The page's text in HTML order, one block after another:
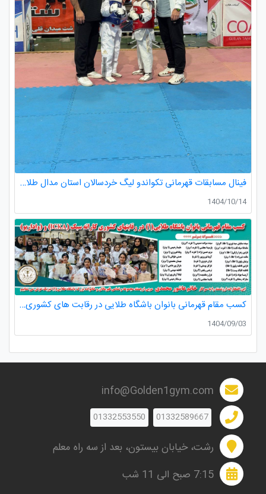
فینال مسابقات قهرمانی تکواندو لیگ خردسالان استان مدال طلا صدرا ظفری از باشگاه طلایی به مربیگری استاد عسکری مربی ارزنده باشگاه
1404/10/14
کسب مقام قهرمانی بانوان باشگاه طلایی در رقابت های کشوری کاراته
1404/09/03
info@Golden1gym.com
01332589667
01332553550
رشت، خیابان بیستون، بعد از سه راه معلم
7:15 صبح الی 11 شب